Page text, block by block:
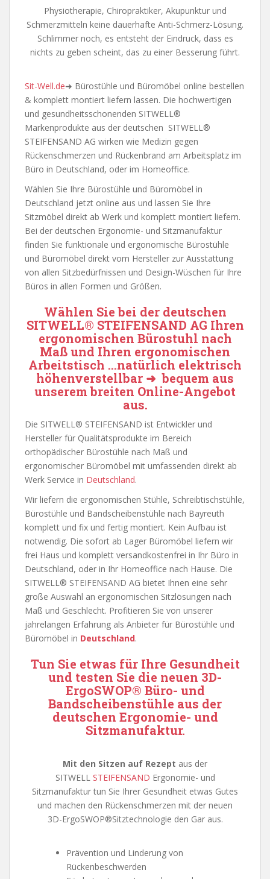
Physiotherapie, Chiropraktiker, Akupunktur und
Schmerzmitteln keine dauerhafte Anti-Schmerz-Lösung.
Schlimmer noch, es entsteht der Eindruck, dass es
nichts zu geben scheint, das zu einer Besserung führt.
Sit-Well.de➜ Bürostühle und Büromöbel online bestellen
& komplett montiert liefern lassen. Die hochwertigen
und gesundheitsschonenden SITWELL®
Markenprodukte aus der deutschen SITWELL®
STEIFENSAND AG wirken wie Medizin gegen
Rückenschmerzen und Rückenbrand am Arbeitsplatz im
Büro in Deutschland, oder im Homeoffice.
Wählen Sie Ihre Bürostühle und Büromöbel in
Deutschland jetzt online aus und lassen Sie Ihre
Sitzmöbel direkt ab Werk und komplett montiert liefern.
Bei der deutschen Ergonomie- und Sitzmanufaktur
finden Sie funktionale und ergonomische Bürostühle
und Büromöbel direkt vom Hersteller zur Ausstattung
von allen Sitzbedürfnissen und Design-Wüschen für Ihre
Büros in allen Formen und Größen.
Wählen Sie bei der deutschen
SITWELL® STEIFENSAND AG Ihren
ergonomischen Bürostuhl nach
Maß und Ihren ergonomischen
Arbeitstisch …natürlich elektrisch
höhenverstellbar ➜ bequem aus
unserem breiten Online-Angebot
aus.
Die SITWELL® STEIFENSAND ist Entwickler und
Hersteller für Qualitätsprodukte im Bereich
orthopädischer Bürostühle nach Maß und
ergonomischer Büromöbel mit umfassenden direkt ab
Werk Service in Deutschland.
Wir liefern die ergonomischen Stühle, Schreibtischstühle,
Bürostühle und Bandscheibenstühle nach Bayreuth
komplett und fix und fertig montiert. Kein Aufbau ist
notwendig. Die sofort ab Lager Büromöbel liefern wir
frei Haus und komplett versandkostenfrei in Ihr Büro in
Deutschland, oder in Ihr Homeoffice nach Hause. Die
SITWELL® STEIFENSAND AG bietet Ihnen eine sehr
große Auswahl an ergonomischen Sitzlösungen nach
Maß und Geschlecht. Profitieren Sie von unserer
jahrelangen Erfahrung als Anbieter für Bürostühle und
Büromöbel in Deutschland.
Tun Sie etwas für Ihre Gesundheit
und testen Sie die neuen 3D-
ErgoSWOP® Büro- und
Bandscheibenstühle aus der
deutschen Ergonomie- und
Sitzmanufaktur.
Mit den Sitzen auf Rezept aus der
SITWELL STEIFENSAND Ergonomie- und
Sitzmanufaktur tun Sie Ihrer Gesundheit etwas Gutes
und machen den Rückenschmerzen mit der neuen
3D-ErgoSWOP®Sitztechnologie den Gar aus.
Prävention und Linderung von
Rückenbeschwerden